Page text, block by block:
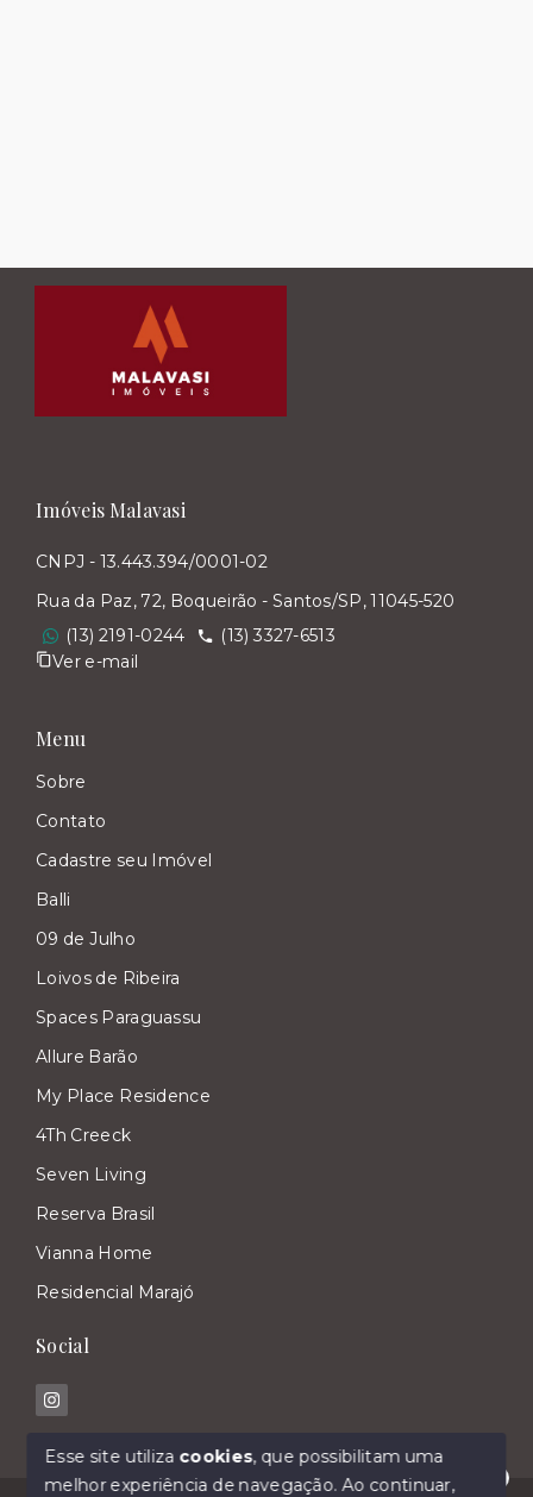
Imóveis Malavasi
CNPJ - 13.443.394/0001-02
Rua da Paz, 72, Boqueirão - Santos/SP, 11045-520
(13) 2191-0244
(13) 3327-6513
Ver e-mail
Menu
Sobre
Contato
Cadastre seu Imóvel
Balli
09 de Julho
Loivos de Ribeira
Spaces Paraguassu
Allure Barão
My Place Residence
4Th Creeck
Seven Living
Reserva Brasil
Vianna Home
Residencial Marajó
Social
Esse site utiliza cookies, que possibilitam uma
melhor experiência de navegação.Ao continuar,